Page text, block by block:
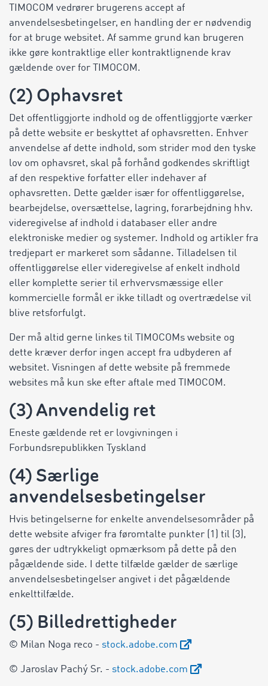
TIMOCOM vedrører brugerens accept af
anvendelsesbetingelser, en handling der er nødvendig
for at bruge websitet. Af samme grund kan brugeren
ikke gøre kontraktlige eller kontraktlignende krav
gældende over for TIMOCOM.
(2) Ophavsret
Det offentliggjorte indhold og de offentliggjorte værker
på dette website er beskyttet af ophavsretten. Enhver
anvendelse af dette indhold, som strider mod den tyske
lov om ophavsret, skal på forhånd godkendes skriftligt
af den respektive forfatter eller indehaver af
ophavsretten. Dette gælder især for offentliggørelse,
bearbejdelse, oversættelse, lagring, forarbejdning hhv.
videregivelse af indhold i databaser eller andre
elektroniske medier og systemer. Indhold og artikler fra
tredjepart er markeret som sådanne. Tilladelsen til
offentliggørelse eller videregivelse af enkelt indhold
eller komplette serier til erhvervsmæssige eller
kommercielle formål er ikke tilladt og overtrædelse vil
blive retsforfulgt.
Der må altid gerne linkes til TIMOCOMs website og
dette kræver derfor ingen accept fra udbyderen af
websitet. Visningen af dette website på fremmede
websites må kun ske efter aftale med TIMOCOM.
(3) Anvendelig ret
Eneste gældende ret er lovgivningen i
Forbundsrepublikken Tyskland
(4) Særlige
anvendelsesbetingelser
Hvis betingelserne for enkelte anvendelsesområder på
dette website afviger fra føromtalte punkter (1) til (3),
gøres der udtrykkeligt opmærksom på dette på den
pågældende side. I dette tilfælde gælder de særlige
anvendelsesbetingelser angivet i det pågældende
enkelttilfælde.
(5) Billedrettigheder
© Milan Noga reco - stock.adobe.com
© Jaroslav Pachý Sr. - stock.adobe.com